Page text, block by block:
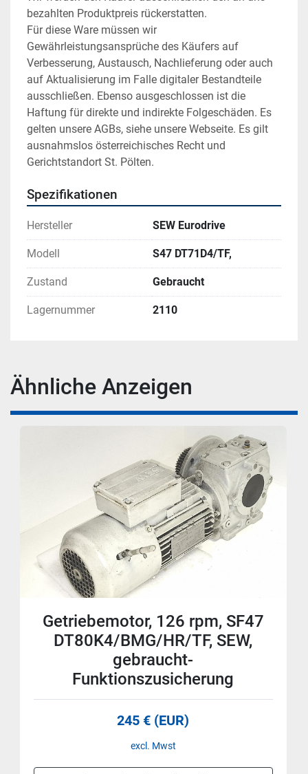
bezahlten Produktpreis rückerstatten.
Für diese Ware müssen wir
Gewährleistungsansprüche des Käufers auf
Verbesserung, Austausch, Nachlieferung oder auch
auf Aktualisierung im Falle digitaler Bestandteile
ausschließen. Ebenso ausgeschlossen ist die
Haftung für direkte und indirekte Folgeschäden. Es
gelten unsere AGBs, siehe unsere Webseite. Es gilt
ausnahmslos österreichisches Recht und
Gerichtstandort St. Pölten.
Spezifikationen
Hersteller SEW Eurodrive
Modell S47 DT71D4/TF,
Zustand Gebraucht
Lagernummer 2110
Ähnliche Anzeigen
Getriebemotor, 126 rpm, SF47
DT80K4/BMG/HR/TF, SEW,
gebraucht-
Funktionszusicherung
245 € (EUR)
excl. Mwst